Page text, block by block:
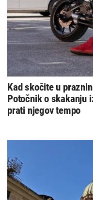
Kad skočite u
Potočnik o skakanju
prati njegov tempo